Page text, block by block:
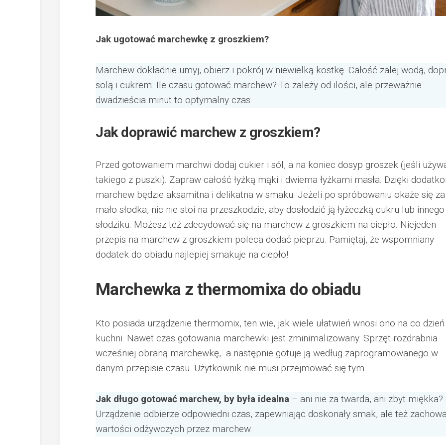
Jak ugotować marchewkę z groszkiem?
Marchew dokładnie umyj, obierz i pokrój w niewielką kostkę. Całość zalej wodą,
solą i cukrem. Ile czasu gotować marchew? To zależy od ilości, ale przeważnie
dwadzieścia minut to optymalny czas.
Jak doprawić marchew z groszkiem?
Przed gotowaniem marchwi dodaj cukier i sól, a na koniec dosyp groszek (jeśli
takiego z puszki). Zapraw całość łyżką mąki i dwiema łyżkami masła. Dzięki
marchew będzie aksamitna i delikatna w smaku. Jeżeli po spróbowaniu okaże się za
mało słodka, nic nie stoi na przeszkodzie, aby dosłodzić ją łyżeczką cukru lub innego
słodziku. Możesz też zdecydować się na marchew z groszkiem na ciepło. Niejeden
przepis na marchew z groszkiem poleca dodać pieprzu. Pamiętaj, że wspomniany
dodatek do obiadu najlepiej smakuje na ciepło!
Marchewka z thermomixa do obiadu
Kto posiada urządzenie thermomix, ten wie, jak wiele ułatwień wnosi ono na co
kuchni. Nawet czas gotowania marchewki jest zminimalizowany. Sprzęt rozdrabnia
wcześniej obraną marchewkę, a następnie gotuje ją według zaprogramowanego w
danym przepisie czasu. Użytkownik nie musi przejmować się tym.
Jak długo gotować marchew, by była idealna – ani nie za twarda, ani zbyt miękka?
Urządzenie odbierze odpowiedni czas, zapewniając doskonały smak, ale też
wartości odżywczych przez marchew.